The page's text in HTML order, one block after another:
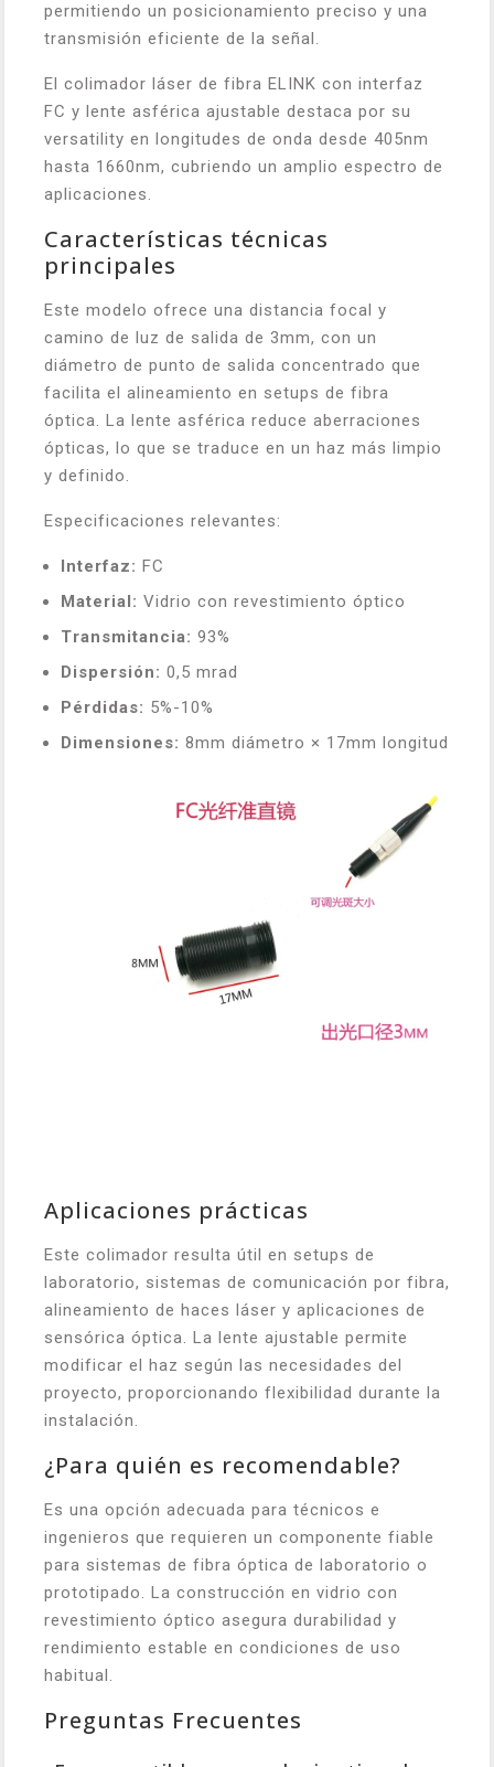
permitiendo un posicionamiento preciso y una
transmisión eficiente de la señal.
El colimador láser de fibra ELINK con interfaz
FC y lente asférica ajustable destaca por su
versatility en longitudes de onda desde 405nm
hasta 1660nm, cubriendo un amplio espectro de
aplicaciones.
Características técnicas
principales
Este modelo ofrece una distancia focal y
camino de luz de salida de 3mm, con un
diámetro de punto de salida concentrado que
facilita el alineamiento en setups de fibra
óptica. La lente asférica reduce aberraciones
ópticas, lo que se traduce en un haz más limpio
y definido.
Especificaciones relevantes:
Interfaz: FC
Material: Vidrio con revestimiento óptico
Transmitancia: 93%
Dispersión: 0,5 mrad
Pérdidas: 5%-10%
Dimensiones: 8mm diámetro × 17mm longitud
Aplicaciones prácticas
Este colimador resulta útil en setups de
laboratorio, sistemas de comunicación por fibra,
alineamiento de haces láser y aplicaciones de
sensórica óptica. La lente ajustable permite
modificar el haz según las necesidades del
proyecto, proporcionando flexibilidad durante la
instalación.
¿Para quién es recomendable?
Es una opción adecuada para técnicos e
ingenieros que requieren un componente fiable
para sistemas de fibra óptica de laboratorio o
prototipado. La construcción en vidrio con
revestimiento óptico asegura durabilidad y
rendimiento estable en condiciones de uso
habitual.
Preguntas Frecuentes